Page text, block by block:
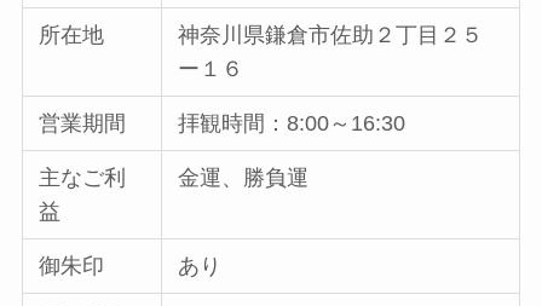
所在地
神奈川県鎌倉市佐助２丁目２５
ー１６
営業期間 拝観時間：8:00～16:30
主なご利
益
金運、勝負運
御朱印 あり